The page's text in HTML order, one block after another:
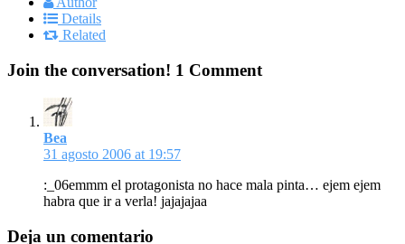
Details
Related
Join the conversation! 1 Comment
Bea
31 agosto 2006 at 19:57
:_06emmm el protagonista no hace mala pinta… ejem ejem
habra que ir a verla! jajajajaa
Deja un comentario